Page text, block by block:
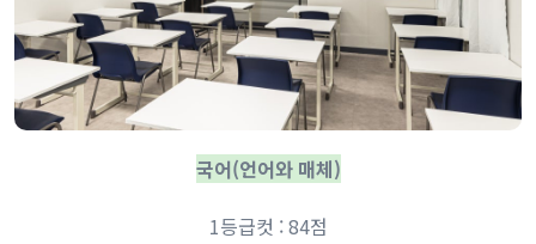
국어(언어와 매체)
1등급컷 : 84점